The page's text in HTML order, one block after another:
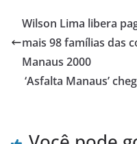
Wilson Lima libera
mais 98 famílias das
Manaus 2000
‘Asfalta Manaus’